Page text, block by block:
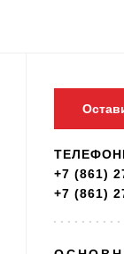
+7 (861)
+7 (861)